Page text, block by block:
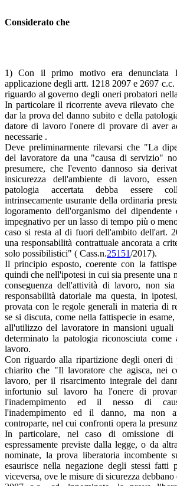
Considerato che
1) Con il primo motivo era denunciata
applicazione degli artt. 1218 2097 e 2697
riguardo al governo degli oneri probatori
In particolare il ricorrente aveva rilevato
dar la prova del danno subito e della
datore di lavoro l'onere di provare di aver
necessarie .
Deve preliminarmente rilevarsi che "La
del lavoratore da una "causa di servizio"
presumere, che l'evento dannoso sia
insicurezza dell'ambiente di lavoro,
patologia accertata debba essere
intrinsecamente usurante della ordinaria
logoramento dell'organismo del
impegnativo per un lasso di tempo più o
caso si resta al di fuori dell'ambito dell'art.
una responsabilità contrattuale ancorata a
solo possibilistici" ( Cass.n.25151/2017).
Il principio esposto, coerente con la
quindi che nell'ipotesi in cui sia presente una
conseguenza dell'attività di lavoro, non
responsabilità datoriale ma questa, in
provata con le regole generali in materia di
se si discuta, come nella fattispecie in
all'utilizzo del lavoratore in mansioni uguali
determinato la patologia riconosciuta come
lavoro.
Con riguardo alla ripartizione degli oneri di
chiarito che "Il lavoratore che agisca, nei
lavoro, per il risarcimento integrale del
infortunio sul lavoro ha l'onere di
l'inadempimento ed il nesso di
l'inadempimento ed il danno, ma non
controparte, nel cui confronti opera la
In particolare, nel caso di omissione di
espressamente previste dalla legge, o da
nominate, la prova liberatoria incombente
esaurisce nella negazione degli stessi fatti
viceversa, ove le misure di sicurezza debbano